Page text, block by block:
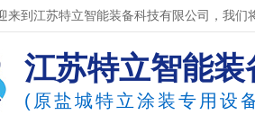
来到江苏特立智能装备科技有限公司，我们
江苏特立智能装
(原盐城特立涂装专用设